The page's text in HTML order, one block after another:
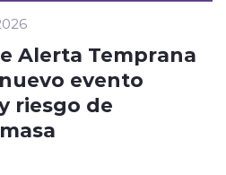
Alerta Temprana
evento
riesgo de